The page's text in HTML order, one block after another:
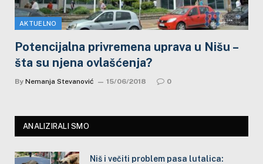
AKTUELNO
Potencijalna privremena uprava u Nišu –
šta su njena ovlašćenja?
By Nemanja Stevanović 15/06/2018 0
ANALIZIRALI SMO
Niš i večiti problem pasa lutalica: